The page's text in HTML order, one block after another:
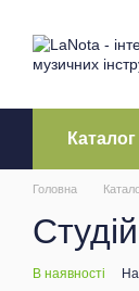
Каталог
Головна
В наявності